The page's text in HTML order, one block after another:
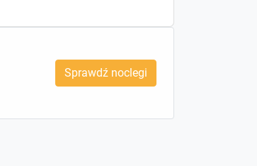
Sprawdź noclegi